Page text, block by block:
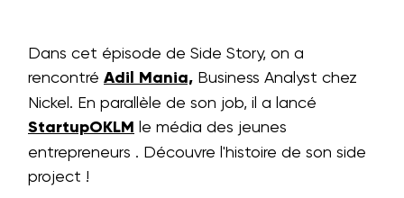
Dans cet épisode de Side Story, on a
rencontré Adil Mania, Business Analyst chez
Nickel. En parallèle de son job, il a lancé
StartupOKLM le média des jeunes
entrepreneurs . Découvre l'histoire de son side
project !